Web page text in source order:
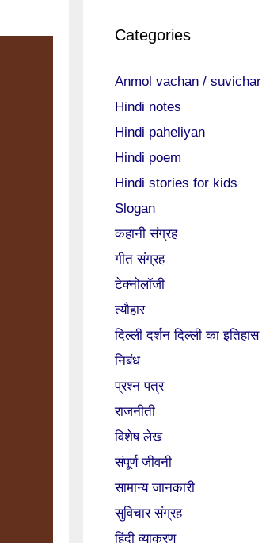
Categories
Anmol vachan / suvichar
Hindi notes
Hindi paheliyan
Hindi poem
Hindi stories for kids
Slogan
कहानी संग्रह
गीत संग्रह
टेक्नोलॉजी
त्यौहार
दिल्ली दर्शन दिल्ली का इतिहास
निबंध
प्रश्न पत्र
राजनीती
विशेष लेख
संपूर्ण जीवनी
सामान्य जानकारी
सुविचार संग्रह
हिंदी व्याकरण